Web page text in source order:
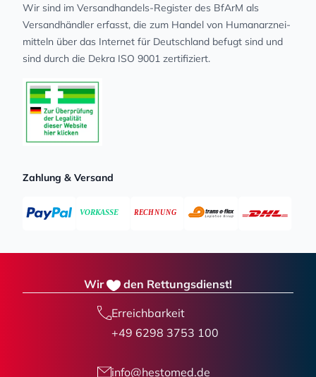
Wir sind im Versandhandels-Register des BfArM als
Versandhändler erfasst, die zum Handel von Human­arz­nei­
mit­teln über das Internet für Deutschland befugt sind und
sind durch die Dekra ISO 9001 zertifiziert.
Zahlung & Versand
Wir den Rettungsdienst!
Erreichbarkeit
+49 6298 3753 100
info@hestomed.de